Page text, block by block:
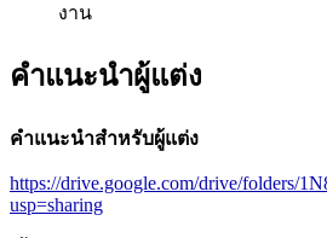
งาน
คำแนะนำผู้แต่ง
คำแนะนำสำหรับผู้แต่ง
https://drive.google.com/drive/folders/
usp=sharing